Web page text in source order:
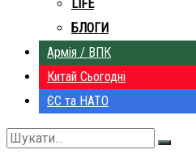
LIFE
БЛОГИ
Армія / ВПК
Китай Сьогодні
ЄС та НАТО